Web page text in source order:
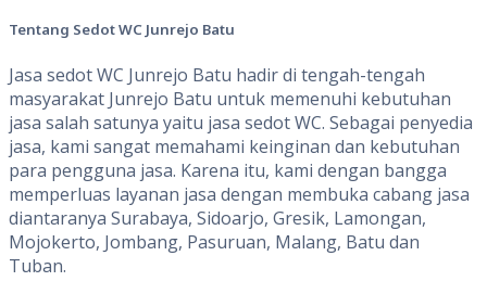
Tentang Sedot WC Junrejo Batu
Jasa sedot WC Junrejo Batu hadir di tengah-tengah
masyarakat Junrejo Batu untuk memenuhi kebutuhan
jasa salah satunya yaitu jasa sedot WC. Sebagai penyedia
jasa, kami sangat memahami keinginan dan kebutuhan
para pengguna jasa. Karena itu, kami dengan bangga
memperluas layanan jasa dengan membuka cabang jasa
diantaranya Surabaya, Sidoarjo, Gresik, Lamongan,
Mojokerto, Jombang, Pasuruan, Malang, Batu dan
Tuban.